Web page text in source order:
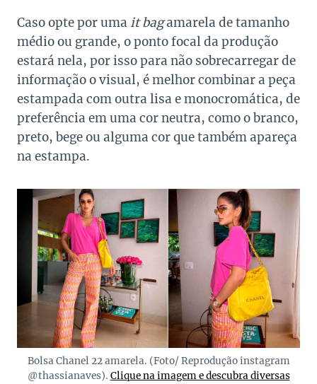
Caso opte por uma it bagamarela de tamanho
médio ou grande, o ponto focal da produção
estará nela, por isso para não sobrecarregar de
informação o visual, é melhor combinar a peça
estampada com outra lisa e monocromática, de
preferência em uma cor neutra, como o branco,
preto, bege ou alguma cor que também apareça
na estampa.
Bolsa Chanel 22 amarela. (Foto/ Reprodução instagram
@thassianaves). Clique na imagem e descubra diversas